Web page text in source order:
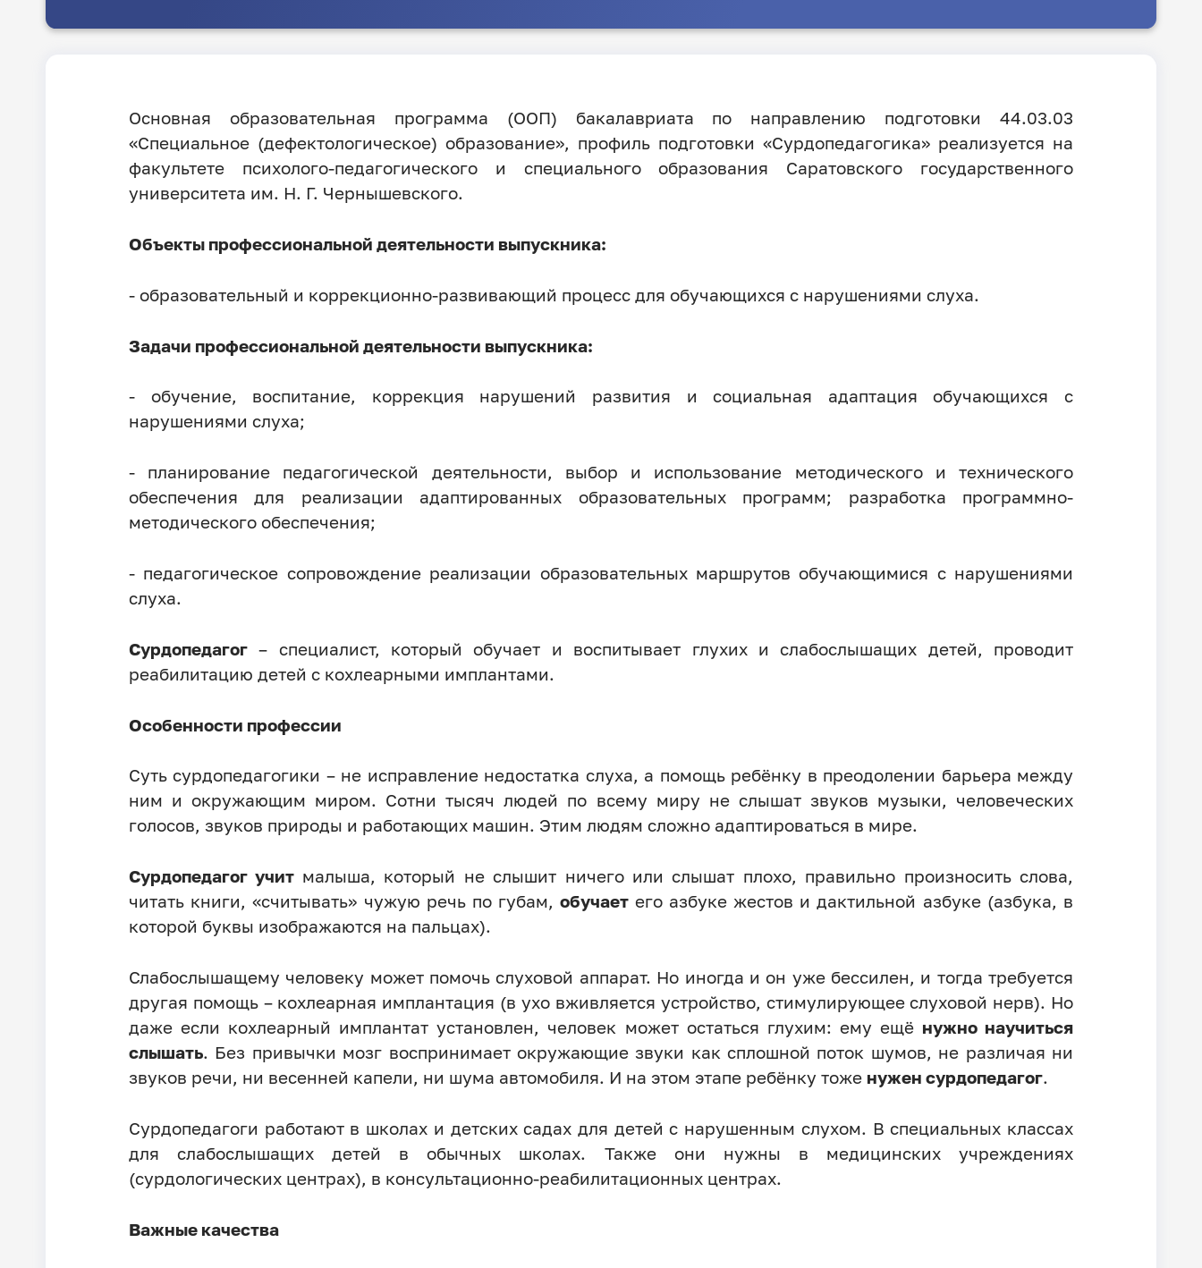
Основная образовательная программа (ООП) бакалавриата по направлению подготовки 44.03.03
«Специальное (дефектологическое) образование», профиль подготовки «Сурдопедагогика» реализуется на
факультете психолого-педагогического и специального образования Саратовского государственного
университета им. Н. Г. Чернышевского.
Объекты профессиональной деятельности выпускника:
- образовательный и коррекционно-развивающий процесс для обучающихся с нарушениями слуха.
Задачи профессиональной деятельности выпускника:
- обучение, воспитание, коррекция нарушений развития и социальная адаптация обучающихся с
нарушениями слуха;
- планирование педагогической деятельности, выбор и использование методического и технического
обеспечения для реализации адаптированных образовательных программ; разработка программно-
методического обеспечения;
- педагогическое сопровождение реализации образовательных маршрутов обучающимися с нарушениями
слуха.
Сурдопедагог– специалист, который обучает и воспитывает глухих и слабослышащих детей, проводит
реабилитацию детей с кохлеарными имплантами.
Особенности профессии
Суть сурдопедагогики – не исправление недостатка слуха, а помощь ребёнку в преодолении барьера между
ним и окружающим миром. Сотни тысяч людей по всему миру не слышат звуков музыки, человеческих
голосов, звуков природы и работающих машин. Этим людям сложно адаптироваться в мире.
Сурдопедагог учит малыша, который не слышит ничего или слышат плохо, правильно произносить слова,
читать книги, «считывать» чужую речь по губам,обучает его азбуке жестов и дактильной азбуке (азбука, в
которой буквы изображаются на пальцах).
Слабослышащему человеку может помочь слуховой аппарат. Но иногда и он уже бессилен, и тогда требуется
другая помощь – кохлеарная имплантация (в ухо вживляется устройство, стимулирующее слуховой нерв). Но
даже если кохлеарный имплантат установлен, человек может остаться глухим: ему ещё нужно научиться
слышать. Без привычки мозг воспринимает окружающие звуки как сплошной поток шумов, не различая ни
звуков речи, ни весенней капели, ни шума автомобиля. И на этом этапе ребёнку тоже нужен сурдопедагог.
Сурдопедагоги работают в школах и детских садах для детей с нарушенным слухом. В специальных классах
для слабослышащих детей в обычных школах. Также они нужны в медицинских учреждениях
(сурдологических центрах), в консультационно-реабилитационных центрах.
Важные качества